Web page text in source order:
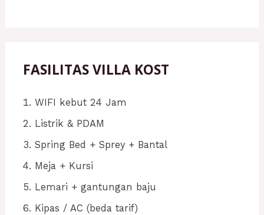
FASILITAS VILLA KOST
WIFI kebut 24 Jam
Listrik & PDAM
Spring Bed + Sprey + Bantal
Meja + Kursi
Lemari + gantungan baju
Kipas / AC (beda tarif)